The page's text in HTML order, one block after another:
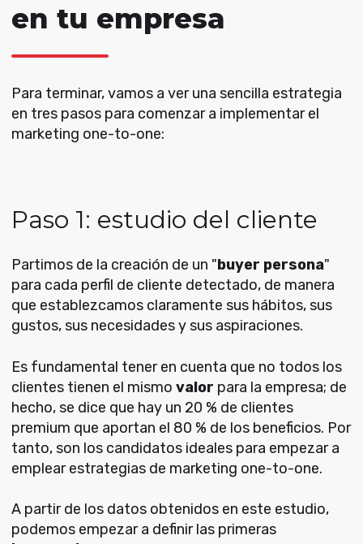
en tu empresa
Para terminar, vamos a ver una sencilla estrategia
en tres pasos para comenzar a implementar el
marketing one-to-one:
Paso 1: estudio del cliente
Partimos de la creación de un "buyer persona"
para cada perfil de cliente detectado, de manera
que establezcamos claramente sus hábitos, sus
gustos, sus necesidades y sus aspiraciones.
Es fundamental tener en cuenta que no todos los
clientes tienen el mismo valor para la empresa; de
hecho, se dice que hay un 20 % de clientes
premium que aportan el 80 % de los beneficios. Por
tanto, son los candidatos ideales para empezar a
emplear estrategias de marketing one-to-one.
A partir de los datos obtenidos en este estudio,
podemos empezar a definir las primeras